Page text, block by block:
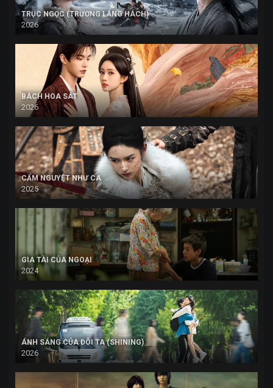
TRỤC NGỌC (TRƯƠNG LĂNG HÁCH)
2026
BÁCH HOA SÁT
2026
CẨM NGUYỆT NHƯ CA
2025
GIA TÀI CỦA NGOẠI
2024
ÁNH SÁNG CỦA ĐÔI TA (SHINING)
2026